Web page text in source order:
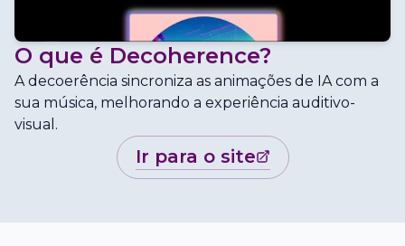
O que é Decoherence?
A decoerência sincroniza as animações de IA com a
sua música, melhorando a experiência auditivo-
visual.
ir para o site